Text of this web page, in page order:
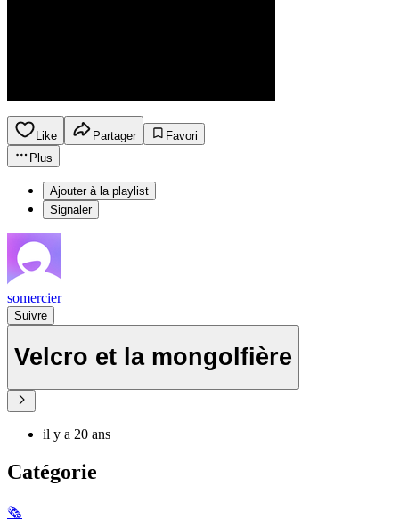
Like Partager
Favori
Plus
Ajouter à la playlist
Signaler
somercier
Suivre
Velcro et la mongolfière
il y a 20 ans
Catégorie
🗞